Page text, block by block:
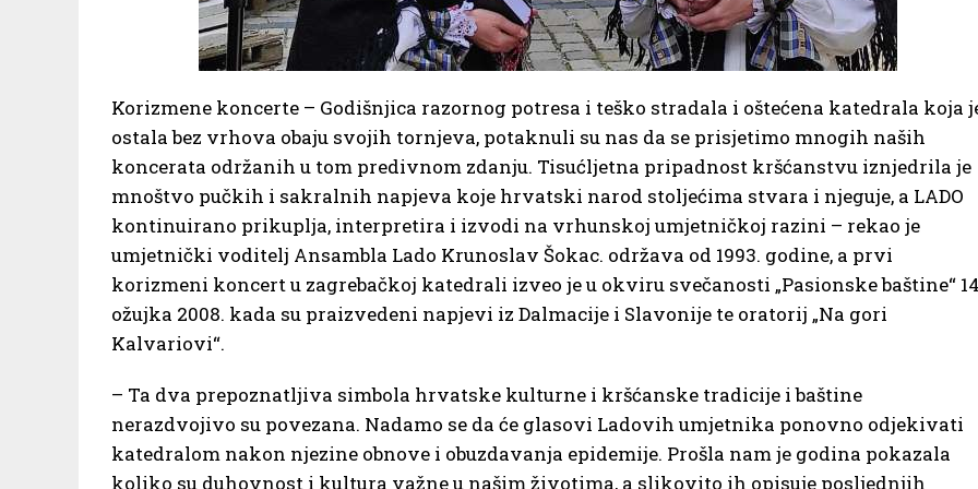
Korizmene koncerte – Godišnjica razornog potresa i teško stradala i oštećena katedrala koja
ostala bez vrhova obaju svojih tornjeva, potaknuli su nas da se prisjetimo mnogih naših
koncerata održanih u tom predivnom zdanju. Tisućljetna pripadnost kršćanstvu iznjedrila je
mnoštvo pučkih i sakralnih napjeva koje hrvatski narod stoljećima stvara i njeguje, a LADO
kontinuirano prikuplja, interpretira i izvodi na vrhunskoj umjetničkoj razini – rekao je
umjetnički voditelj Ansambla Lado Krunoslav Šokac. održava od 1993. godine, a prvi
korizmeni koncert u zagrebačkoj katedrali izveo je u okviru svečanosti „Pasionske baštine“
ožujka 2008. kada su praizvedeni napjevi iz Dalmacije i Slavonije te oratorij „Na gori
Kalvariovi“.
– Ta dva prepoznatljiva simbola hrvatske kulturne i kršćanske tradicije i baštine
nerazdvojivo su povezana. Nadamo se da će glasovi Ladovih umjetnika ponovno odjekivati
katedralom nakon njezine obnove i obuzdavanja epidemije. Prošla nam je godina pokazala
koliko su duhovnost i kultura važne u našim životima, a slikovito ih opisuje posljednjih